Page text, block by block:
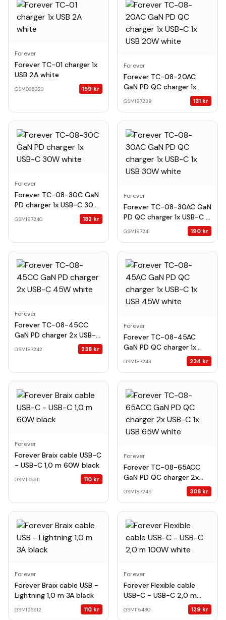
Forever
Forever TC-01 charger 1x
USB 2A white
GSM036323 159 kr
Forever
Forever TC-08-20AC
GaN PD QC charger 1x
USB-C 1x USB 20W white
GSM187239 131 kr
Forever
Forever TC-08-30C GaN
PD charger 1x USB-C 30W
GSM187240 182 kr
Forever
Forever TC-08-30AC GaN
PD QC charger 1x USB-C 1x
GSM187241 190 kr
Forever
Forever TC-08-45CC
GaN PD charger 2x USB-C
GSM187242 238 kr
Forever
Forever TC-08-45AC
GaN PD QC charger 1x
USB-C 1x USB 45W white
GSM187243 234 kr
Forever
Forever Braix cable USB-C
- USB-C 1,0 m 60W black
GSM195611 110 kr
Forever
Forever TC-08-65ACC
GaN PD QC charger 2x
USB-C 1x USB 65W white
GSM187245 308 kr
Forever
Forever Braix cable USB -
Lightning 1,0 m 3A black
GSM195612 110 kr
Forever
Forever Flexible cable
USB-C - USB-C 2,0 m
GSM115430 129 kr